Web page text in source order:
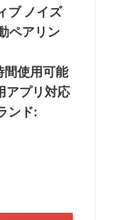
ブ ノイズ
ペアリン
使用可能
アプリ対応
ンド: